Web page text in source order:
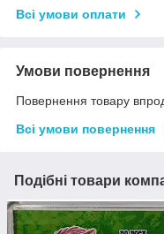
Всі умови оплати
Умови повернення
Повернення товару
Всі умови повернення
Подібні товари